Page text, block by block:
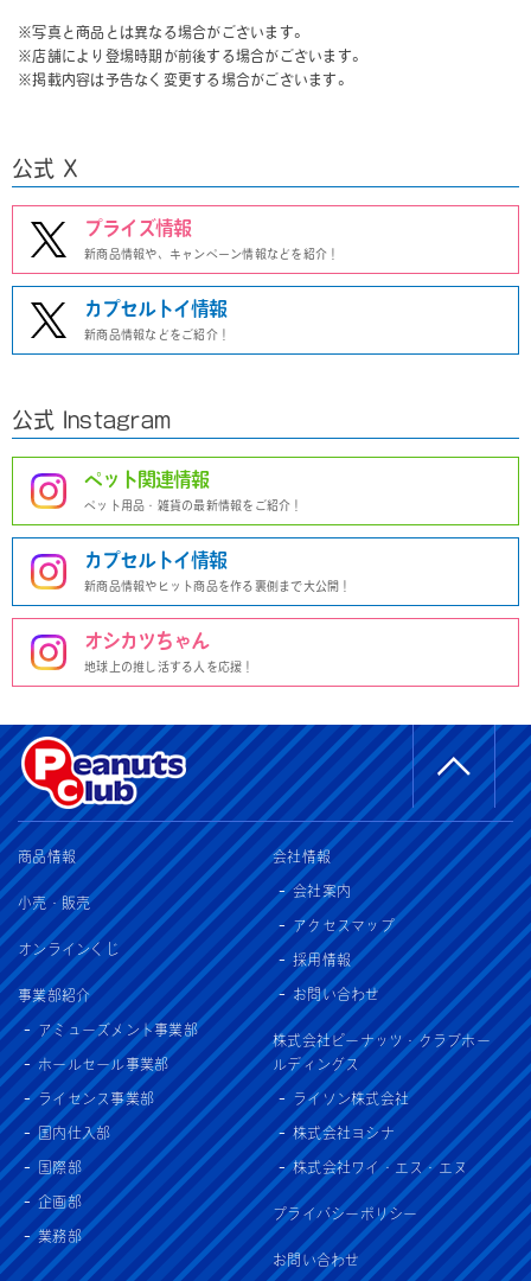
※写真と商品とは異なる場合がございます。
※店舗により登場時期が前後する場合がございます。
※掲載内容は予告なく変更する場合がございます。
公式 X
プライズ情報
新商品情報や、キャンペーン情報などを紹介！
カプセルトイ情報
新商品情報などをご紹介！
公式 Instagram
ペット関連情報
ペット用品・雑貨の最新情報をご紹介！
カプセルトイ情報
新商品情報やヒット商品を作る裏側まで大公開！
オシカツちゃん
地球上の推し活する人を応援！
商品情報
小売・販売
オンラインくじ
事業部紹介
アミューズメント事業部
ホールセール事業部
ライセンス事業部
国内仕入部
国際部
企画部
業務部
会社情報
会社案内
アクセスマップ
採用情報
お問い合わせ
株式会社ピーナッツ・クラブホー
ルディングス
ライソン株式会社
株式会社ヨシナ
株式会社ワイ・エス・エヌ
プライバシーポリシー
お問い合わせ